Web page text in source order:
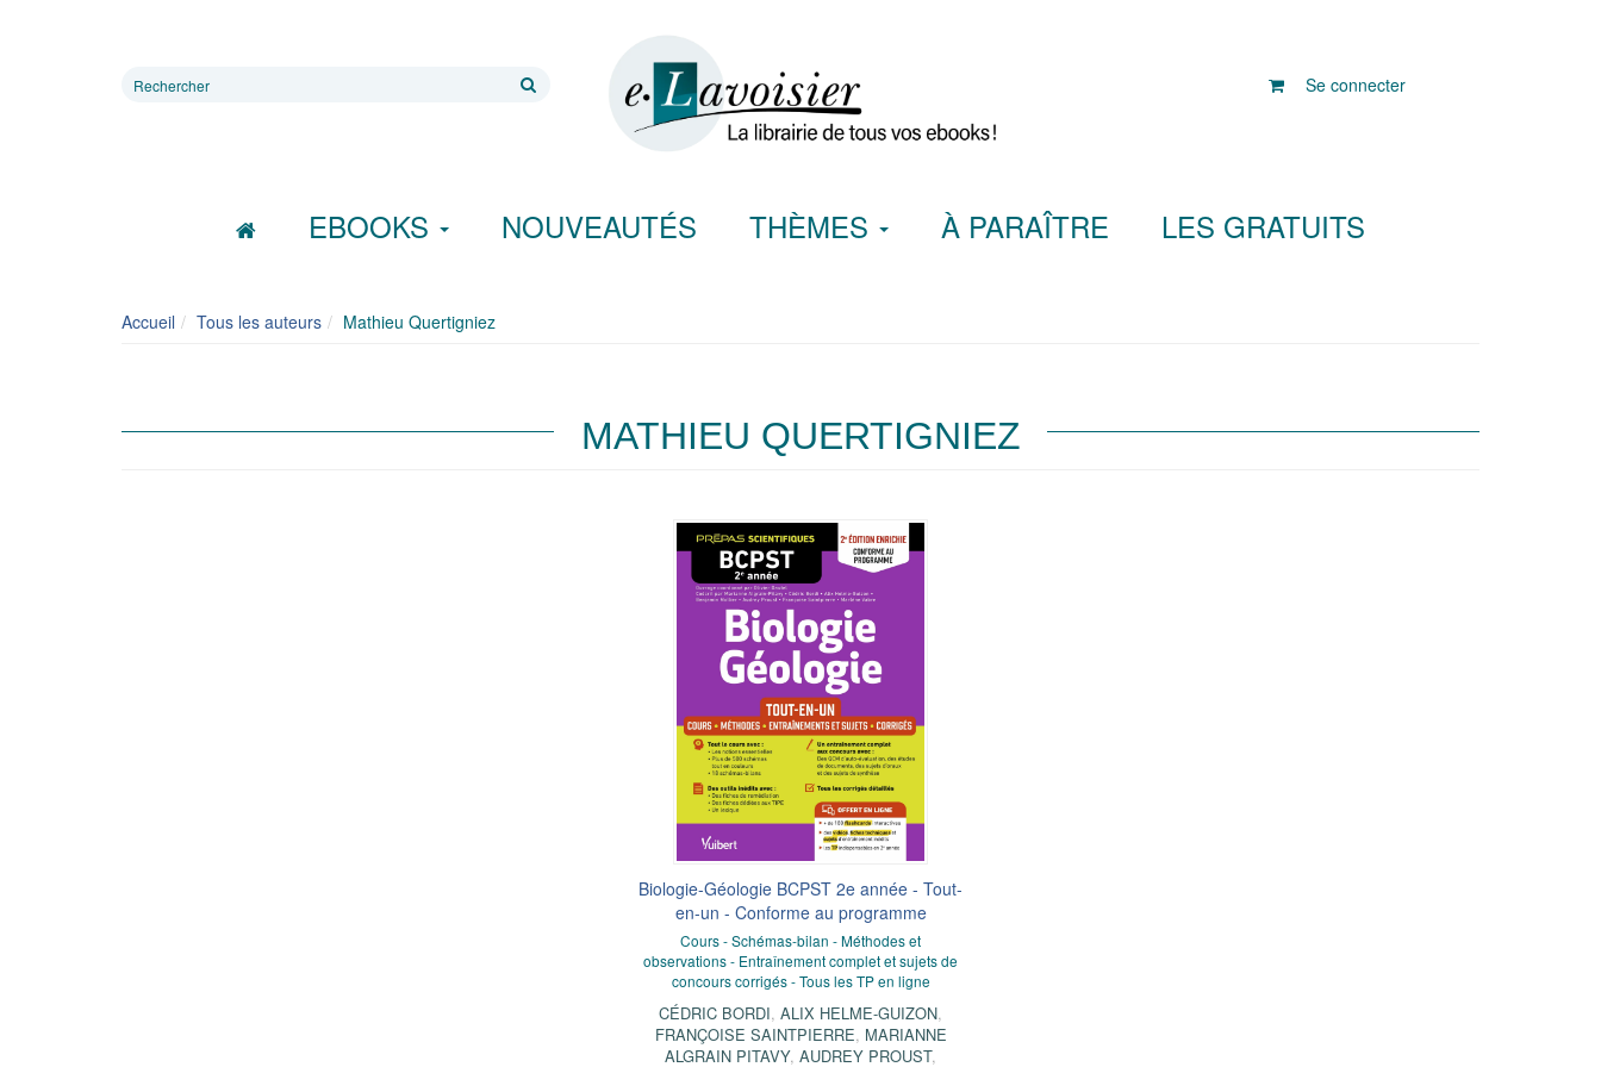
Rechercher
Se connecter
EBOOKS NOUVEAUTÉS THÈMES À PARAÎTRE LES GRATUITS
Accueil Tous les auteurs Mathieu Quertigniez
MATHIEU QUERTIGNIEZ
Biologie-Géologie BCPST 2e année - Tout-
en-un - Conforme au programme
Cours - Schémas-bilan - Méthodes et
observations - Entraînement complet et sujets de
concours corrigés - Tous les TP en ligne
CÉDRIC BORDI, ALIX HELME-GUIZON,
FRANÇOISE SAINTPIERRE, MARIANNE
ALGRAIN PITAVY, AUDREY PROUST,